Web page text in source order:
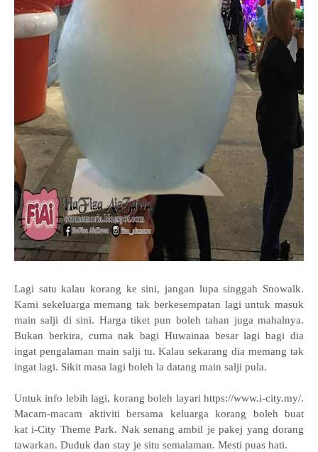
Lagi satu kalau korang ke sini, jangan lupa singgah Snowalk.
Kami sekeluarga memang tak berkesempatan lagi untuk masuk
main salji di sini. Harga tiket pun boleh tahan juga mahalnya.
Bukan berkira, cuma nak bagi Huwainaa besar lagi bagi dia
ingat pengalaman main salji tu. Kalau sekarang dia memang tak
ingat lagi. Sikit masa lagi boleh la datang main salji pula.
Untuk info lebih lagi, korang boleh layari https://www.i-city.my/.
Macam-macam aktiviti bersama keluarga korang boleh buat
kat i-City Theme Park. Nak senang ambil je pakej yang dorang
tawarkan. Duduk dan stay je situ semalaman. Mesti puas hati.